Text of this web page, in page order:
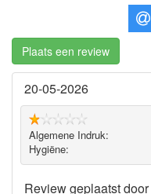
Plaats een review
20-05-2026
Algemene Indruk:
Hygiëne‎:
Review geplaatst door